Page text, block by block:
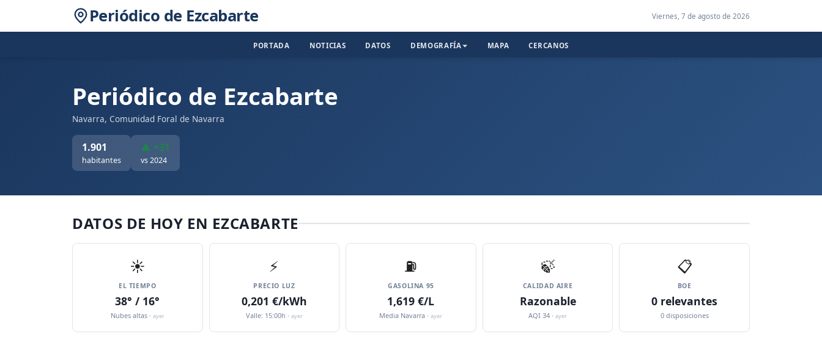
Periódico de Ezcabarte Viernes, 7 de agosto de 2026
PORTADA NOTICIAS DATOS DEMOGRAFÍA MAPA CERCANOS
Periódico de Ezcabarte
Navarra, Comunidad Foral de Navarra
1.901
habitantes
▲ +31
vs 2024
DATOS DE HOY EN EZCABARTE
☀️
EL TIEMPO
38° / 16°
Nubes altas · ayer
⚡
PRECIO LUZ
0,201 €/kWh
Valle: 15:00h · ayer
⛽️
GASOLINA 95
1,619 €/L
Media Navarra ·ayer
🍃
CALIDAD AIRE
Razonable
AQI 34 ·ayer
📋
BOE
0 relevantes
0 disposiciones